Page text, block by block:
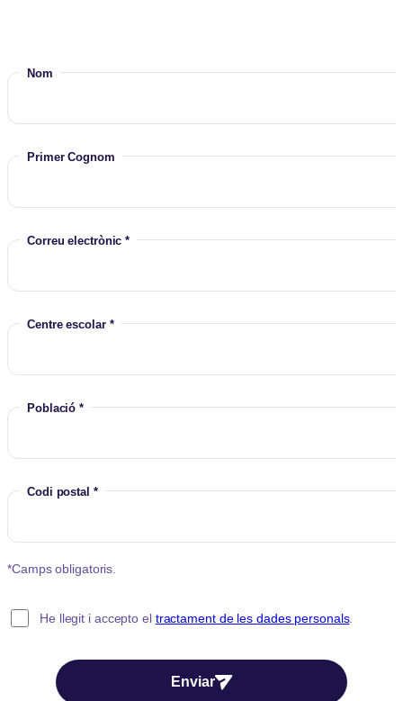
Nom
Primer Cognom
Correu electrònic *
Centre escolar *
Població *
Codi postal *
*Camps obligatoris.
He llegit i accepto el tractament de les dades personals.
Enviar